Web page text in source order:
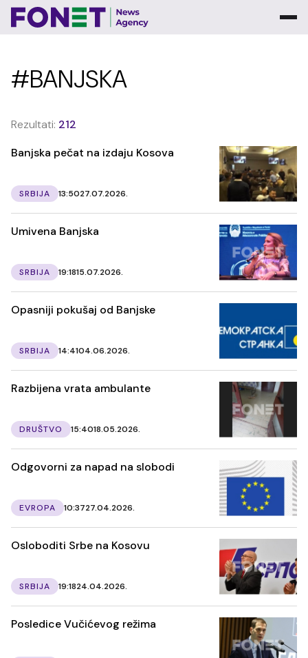
#BANJSKA
Rezultati: 212
Banjska pečat na izdaju Kosova
SRBIJA 13:5027.07.2026.
Umivena Banjska
SRBIJA 19:1815.07.2026.
Opasniji pokušaj od Banjske
SRBIJA 14:4104.06.2026.
Razbijena vrata ambulante
DRUŠTVO 15:4018.05.2026.
Odgovorni za napad na slobodi
EVROPA 10:3727.04.2026.
Osloboditi Srbe na Kosovu
SRBIJA 19:1824.04.2026.
Posledice Vučićevog režima